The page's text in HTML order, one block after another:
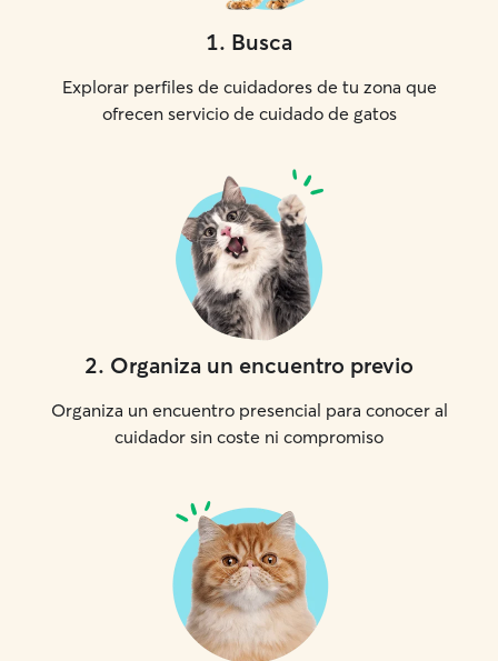
1. Busca
Explorar perfiles de cuidadores de tu zona que
ofrecen servicio de cuidado de gatos
2. Organiza un encuentro previo
Organiza un encuentro presencial para conocer al
cuidador sin coste ni compromiso